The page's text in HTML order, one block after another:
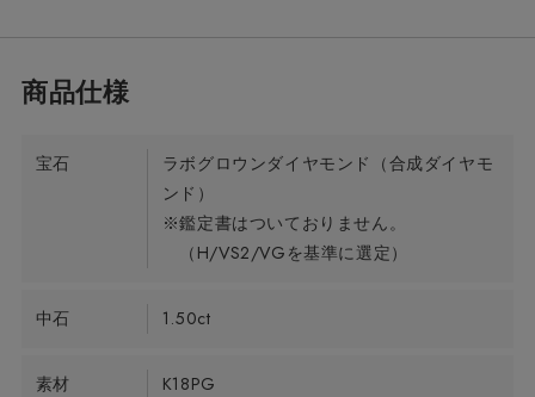
宝石
ラボグロウンダイヤモンド（合成ダイヤモ
ンド）
※鑑定書はついておりません。
（H/VS2/VGを基準に選定）
中石 1.50ct
素材 K18PG